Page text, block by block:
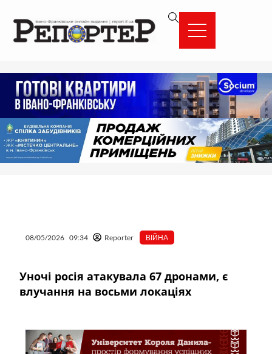
вмісту
08/05/2026 09:34 Reporter ВІЙНА
Уночі росія атакувала 67 дронами, є
влучання на восьми локаціях